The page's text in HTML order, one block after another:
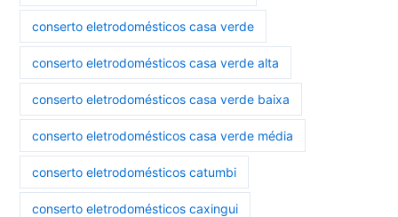
conserto eletrodomésticos casa verde
conserto eletrodomésticos casa verde alta
conserto eletrodomésticos casa verde baixa
conserto eletrodomésticos casa verde média
conserto eletrodomésticos catumbi
conserto eletrodomésticos caxingui